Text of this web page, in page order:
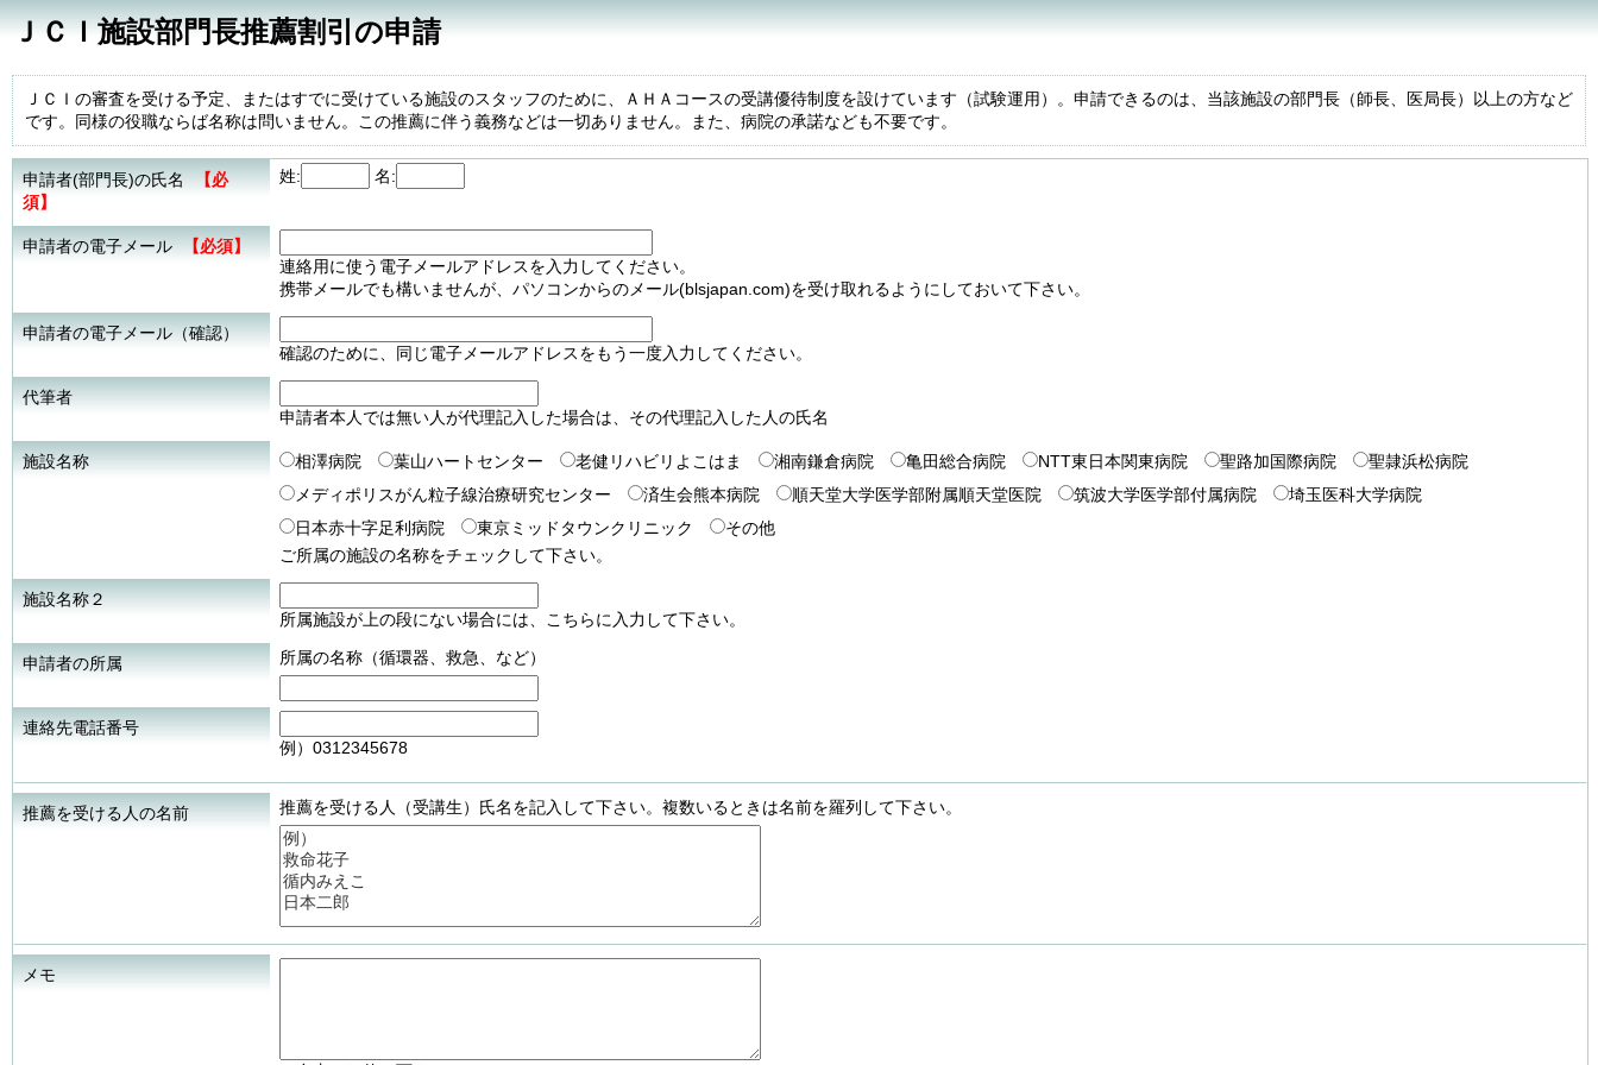
ＪＣＩ施設部門長推薦割引の申請
ＪＣＩの審査を受ける予定、またはすでに受けている施設のスタッフのために、ＡＨＡコースの受講優待制度を設けています（試験運用）。申請できるのは、当該施設の部門長（師長、医局長）以上の方など
です。同様の役職ならば名称は問いません。この推薦に伴う義務などは一切ありません。また、病院の承諾なども不要です。
申請者(部門長)の氏名
【必
須】
姓: 名:
申請者の電子メール
【必須】
連絡用に使う電子メールアドレスを入力してください。
携帯メールでも構いませんが、パソコンからのメール(blsjapan.com)を受け取れるようにしておいて下さい。
申請者の電子メール（確認）
確認のために、同じ電子メールアドレスをもう一度入力してください。
代筆者
申請者本人では無い人が代理記入した場合は、その代理記入した人の氏名
施設名称 相澤病院 葉山ハートセンター 老健リハビリよこはま 湘南鎌倉病院 亀田総合病院 NTT東日本関東病院 聖路加国際病院
聖隷浜松病院
メディポリスがん粒子線治療研究センター
済生会熊本病院 順天堂大学医学部附属順天堂医院 筑波大学医学部付属病院
埼玉医科大学病院
日本赤十字足利病院
東京ミッドタウンクリニック
その他
ご所属の施設の名称をチェックして下さい。
施設名称２
所属施設が上の段にない場合には、こちらに入力して下さい。
申請者の所属 所属の名称（循環器、救急、など）
連絡先電話番号
例）0312345678
推薦を受ける人の名前 推薦を受ける人（受講生）氏名を記入して下さい。複数いるときは名前を羅列して下さい。
メモ